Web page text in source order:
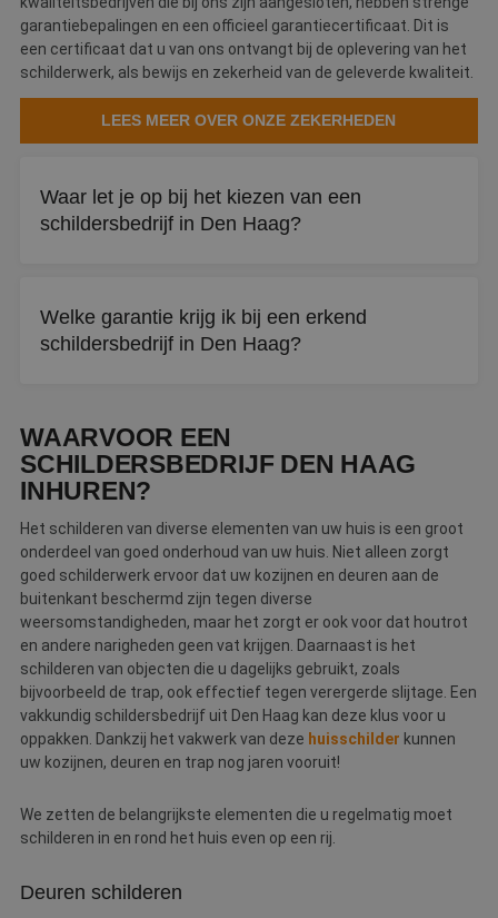
garantiebepalingen en een officieel garantiecertificaat. Dit is
een certificaat dat u van ons ontvangt bij de oplevering van het
schilderwerk, als bewijs en zekerheid van de geleverde kwaliteit.
LEES MEER OVER ONZE ZEKERHEDEN
Waar let je op bij het kiezen van een
schildersbedrijf in Den Haag?
getoetst op diplomering en vakmanschap.
Welke garantie krijg ik bij een erkend
schildersbedrijf in Den Haag?
inschakelen.
WAARVOOR EEN
SCHILDERSBEDRIJF DEN HAAG
INHUREN?
Het schilderen van diverse elementen van uw huis is een groot
onderdeel van goed onderhoud van uw huis. Niet alleen zorgt
goed schilderwerk ervoor dat uw kozijnen en deuren aan de
buitenkant beschermd zijn tegen diverse
weersomstandigheden, maar het zorgt er ook voor dat houtrot
en andere narigheden geen vat krijgen. Daarnaast is het
schilderen van objecten die u dagelijks gebruikt, zoals
bijvoorbeeld de trap, ook effectief tegen verergerde slijtage. Een
vakkundig schildersbedrijf uit Den Haag kan deze klus voor u
oppakken. Dankzij het vakwerk van deze huisschilder kunnen
uw kozijnen, deuren en trap nog jaren vooruit!
We zetten de belangrijkste elementen die u regelmatig moet
schilderen in en rond het huis even op een rij.
Deuren schilderen